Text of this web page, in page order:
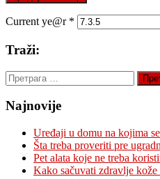
Current ye@r *
Traži:
Претрага
за:
Najnovije
Uređaji u domu na kojima
Šta treba proveriti pre
Pet alata koje ne treba
Kako sačuvati zdravlje